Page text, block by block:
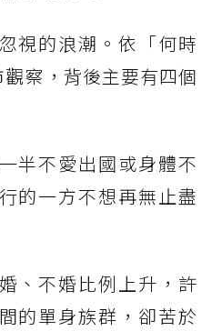
視的浪潮。依「何時
察，背後主要有四個
半不愛出國或身體不
的一方不想再無止盡
、不婚比例上升，許
的單身族群，卻苦於